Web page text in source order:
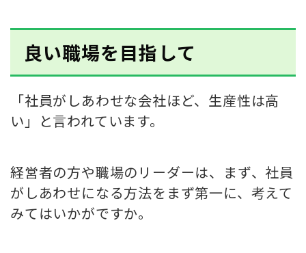
良い職場を目指して
「社員がしあわせな会社ほど、生産性は高
い」と言われています。
経営者の方や職場のリーダーは、まず、社員
がしあわせになる方法をまず第一に、考えて
みてはいかがですか。